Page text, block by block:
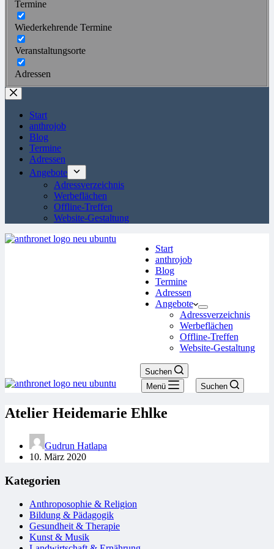
Termine
Wiederkehrende Termine
Veranstaltungsorte
Adressen
Start
anthrojob
Blog
Termine
Adressen
Angebote
Adressverzeichnis
Werbeflächen
Offline-Treffen
Website-Gestaltung
Start
anthrojob
Blog
Termine
Adressen
Angebote
Adressverzeichnis
Werbeflächen
Offline-Treffen
Website-Gestaltung
Suchen
Menü
Suchen
Atelier Heidemarie Ehlke
Gudrun Hatlapa
10. März 2020
Kategorien
Anthroposophie & Religion
Bildung & Pädagogik
Gesundheit & Therapie
Kunst & Musik